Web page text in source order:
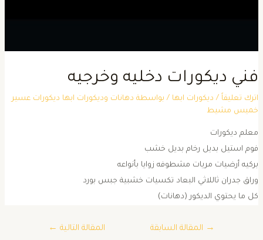
ديكورات دخليه وخرجيه
تعليقاً / ديكورات ابها/ بواسطة دهانات وديكورات ابها ديكورات عسير
مشيط
ديكورات
استيل بديل رخام بديل خشب
أرضيات مريات مشطوفه زوايا بأنواعه
جدران ثاللاثي البعاد تكسيات خشبية جبس بورد
ما يحتوي الديكور (دهانات)
→المقالة السابقة المقالة التالية←